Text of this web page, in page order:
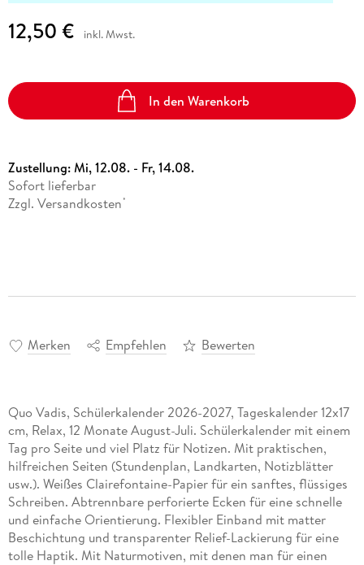
12,50 € inkl. Mwst.
In den Warenkorb
Zustellung:Mi, 12.08. - Fr, 14.08.
Sofort lieferbar
Zzgl. Versandkosten *
Merken Empfehlen Bewerten
Quo Vadis, Schülerkalender 2026-2027, Tageskalender 12x17
cm, Relax, 12 Monate August-Juli. Schülerkalender mit einem
Tag pro Seite und viel Platz für Notizen. Mit praktischen,
hilfreichen Seiten (Stundenplan, Landkarten, Notizblätter
usw.). Weißes Clairefontaine-Papier für ein sanftes, flüssiges
Schreiben. Abtrennbare perforierte Ecken für eine schnelle
und einfache Orientierung. Flexibler Einband mit matter
Beschichtung und transparenter Relief-Lackierung für eine
tolle Haptik. Mit Naturmotiven, mit denen man für einen